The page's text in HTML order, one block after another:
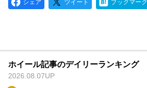
シェア ツイート ブックマーク
ホイール記事のデイリーランキング
2026.08.07UP